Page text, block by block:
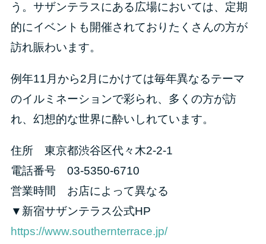
う。サザンテラスにある広場においては、定期
的にイベントも開催されておりたくさんの方が
訪れ賑わいます。
例年11月から2月にかけては毎年異なるテーマ
のイルミネーションで彩られ、多くの方が訪
れ、幻想的な世界に酔いしれています。
住所 東京都渋谷区代々木2-2-1
電話番号 03-5350-6710
営業時間 お店によって異なる
▼新宿サザンテラス公式HP
https://www.southernterrace.jp/